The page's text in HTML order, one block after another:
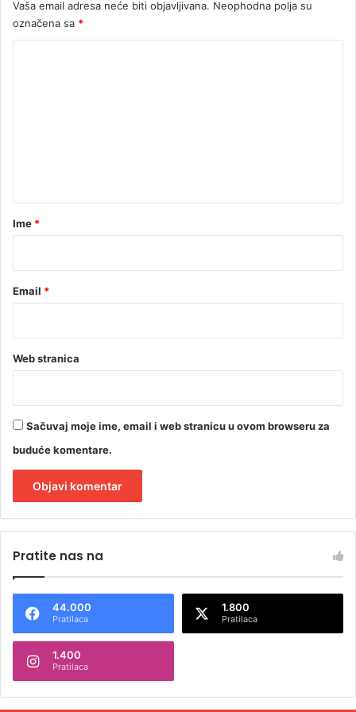
e
d
n
Vaša email adresa neće biti objavljivana. Neophodna polja su
označena sa *
rIme *
Email *
Web stranica
Sačuvaj moje ime, email i web stranicu u ovom browseru za
buduće komentare.
t
n
t
Pratite nas na
44.000
Pratilaca
1.800
Pratilaca
1.400
Pratilaca